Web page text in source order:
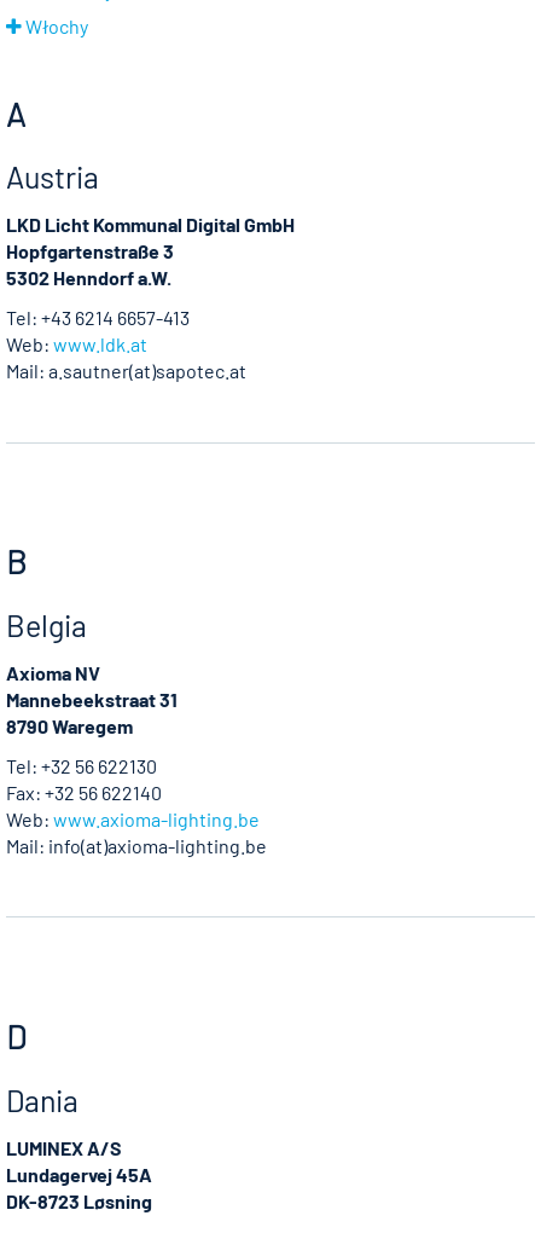
Włochy
A
Austria
LKD Licht Kommunal Digital GmbH
Hopfgartenstraße 3
5302 Henndorf a.W.
Tel: +43 6214 6657-413
Web: www.ldk.at
Mail: a.sautner(at)sapotec.at
B
Belgia
Axioma NV
Mannebeekstraat 31
8790 Waregem
Tel: +32 56 622130
Fax: +32 56 622140
Web: www.axioma-lighting.be
Mail: info(at)axioma-lighting.be
D
Dania
LUMINEX A/S
Lundagervej 45A
DK-8723 Løsning